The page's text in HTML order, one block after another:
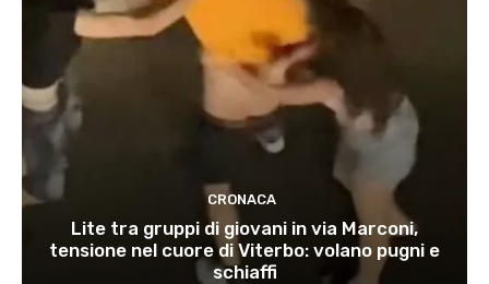
CRONACA
Lite tra gruppi di giovani in via Marconi,
tensione nel cuore di Viterbo: volano pugni e
schiaffi